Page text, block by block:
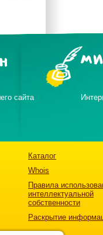
сайта
Каталог
Whois
Правила
интеллектуальной
собственности
Раскрытие